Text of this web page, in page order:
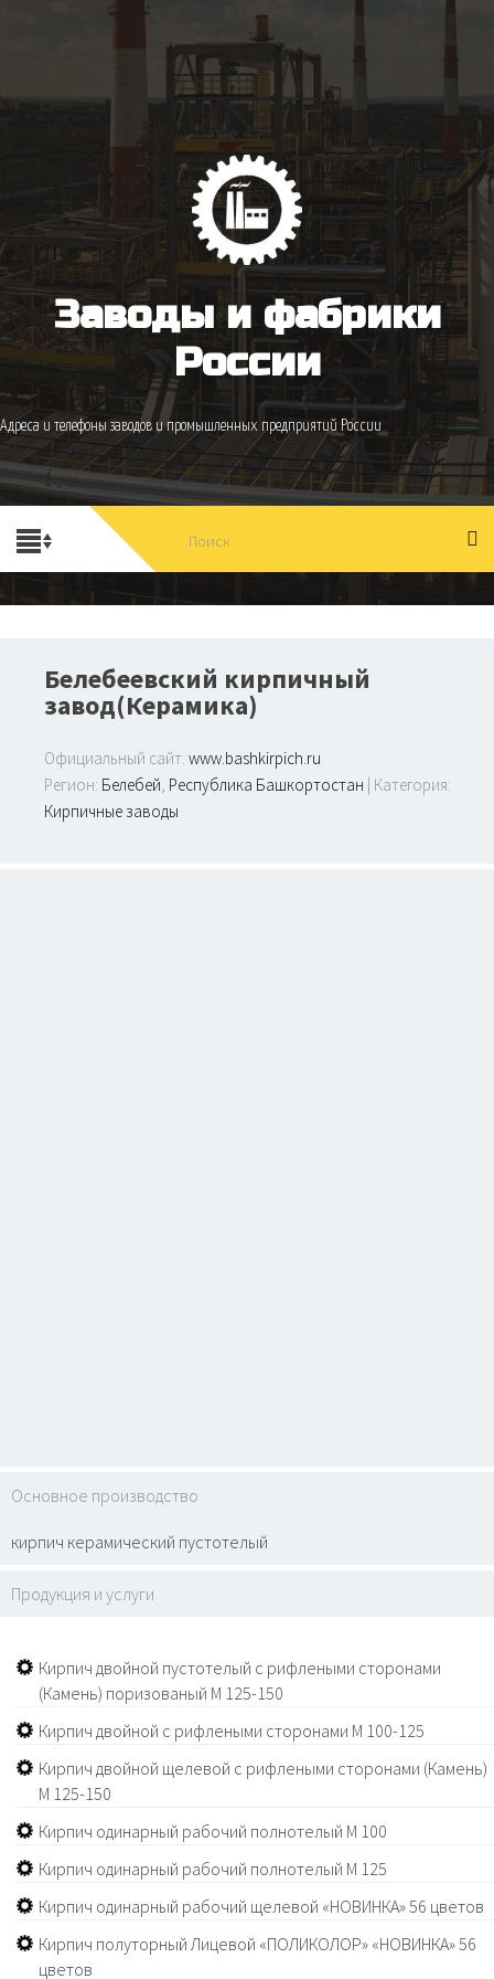
Заводы и фабрики
России
Адреса и телефоны заводов и промышленных предприятий России
Белебеевский кирпичный
завод(Керамика)
Официальный сайт: www.bashkirpich.ru
Регион: Белебей, Республика Башкортостан | Категория:
Кирпичные заводы
Основное производство
кирпич керамический пустотелый
Продукция и услуги
Кирпич двойной пустотелый с рифлеными сторонами
(Камень) поризованый М 125-150
Кирпич двойной с рифлеными сторонами М 100-125
Кирпич двойной щелевой с рифлеными сторонами (Камень)
М 125-150
Кирпич одинарный рабочий полнотелый М 100
Кирпич одинарный рабочий полнотелый М 125
Кирпич одинарный рабочий щелевой «НОВИНКА» 56 цветов
Кирпич полуторный Лицевой «ПОЛИКОЛОР» «НОВИНКА» 56
цветов